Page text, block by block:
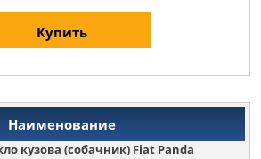
Купить
кузова (собачник) Fiat Panda